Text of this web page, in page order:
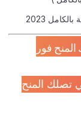
2023
فور
المنح